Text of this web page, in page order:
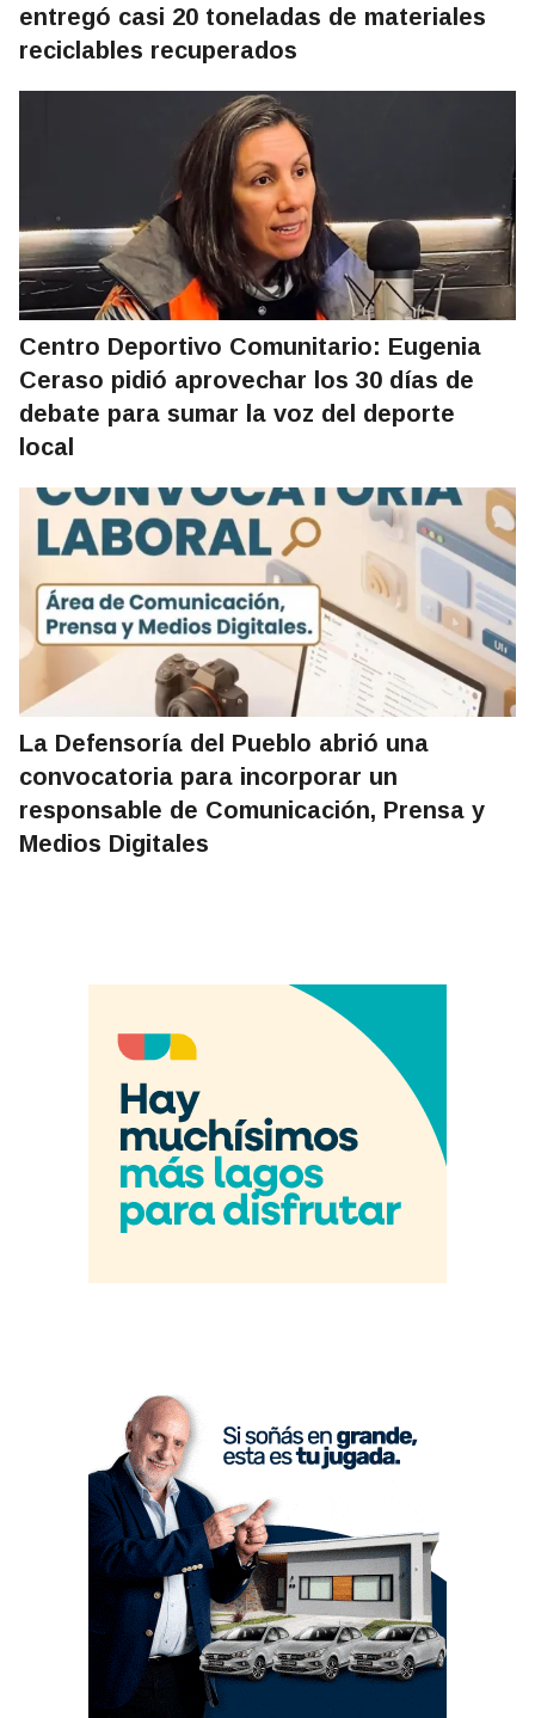
entregó casi 20 toneladas de materiales
reciclables recuperados
Centro Deportivo Comunitario: Eugenia
Ceraso pidió aprovechar los 30 días de
debate para sumar la voz del deporte
local
La Defensoría del Pueblo abrió una
convocatoria para incorporar un
responsable de Comunicación, Prensa y
Medios Digitales